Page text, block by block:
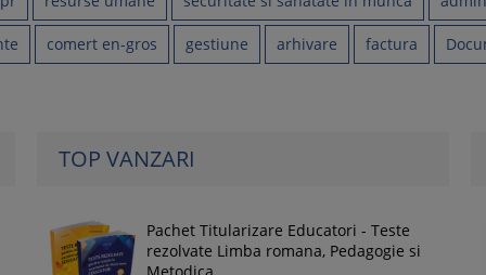
comert en-gros gestiune arhivare factura
TOP VANZARI
Pachet Titularizare Educatori - Teste
rezolvate Limba romana, Pedagogie si